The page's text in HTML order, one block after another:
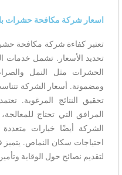
اسعار شركة مكافحة حشرات
تعتبر كفاءة شركة مكافحة
تحديد الأسعار. تشمل خدمات
الحشرات مثل النمل
ومضمونة. أسعار الشركة
تحقيق النتائج المرغوبة.
المرافق التي تحتاج
الشركة أيضًا خيارات متعددة
احتياجات سكان النماص. يتميز
لتقديم نصائح حول الوقاية